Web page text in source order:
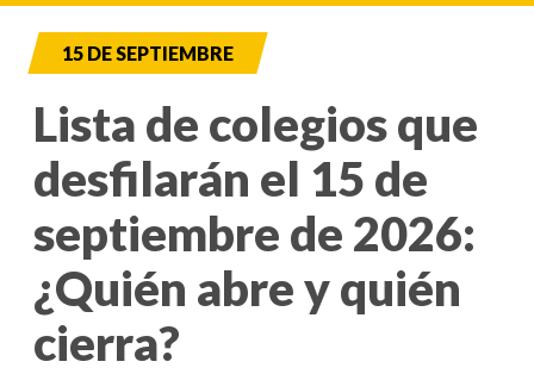
15 DE SEPTIEMBRE
Lista de colegios que
desfilarán el 15 de
septiembre de 2026:
¿Quién abre y quién
cierra?